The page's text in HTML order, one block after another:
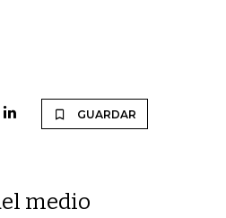
GUARDAR
medio